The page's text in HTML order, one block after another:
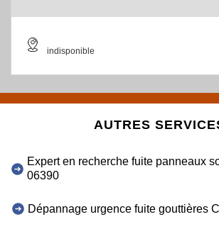
indisponible
AUTRES
Expert en recherche fuite panneaux
06390
Dépannage urgence fuite gouttières